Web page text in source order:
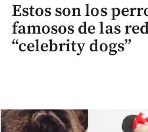
Estos son los
famosos de las
“celebrity dogs”